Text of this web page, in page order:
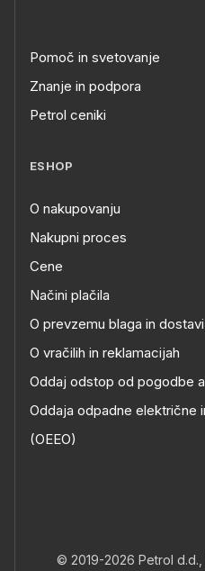
Pomoč in svetovanje
Znanje in podpora
Petrol ceniki
ESHOP
O nakupovanju
Nakupni proces
Cene
Načini plačila
O prevzemu blaga in dostavi
O vračilih in reklamacijah
Oddaj odstop od pogodbe
Oddaja odpadne električne
(OEEO)
© 2019-2026 Petrol d.d.,